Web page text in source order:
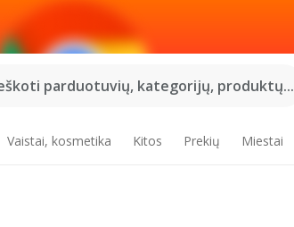
parduotuvių, kategorijų, produktų...
Vaistai, kosmetika Kitos Prekių Miestai